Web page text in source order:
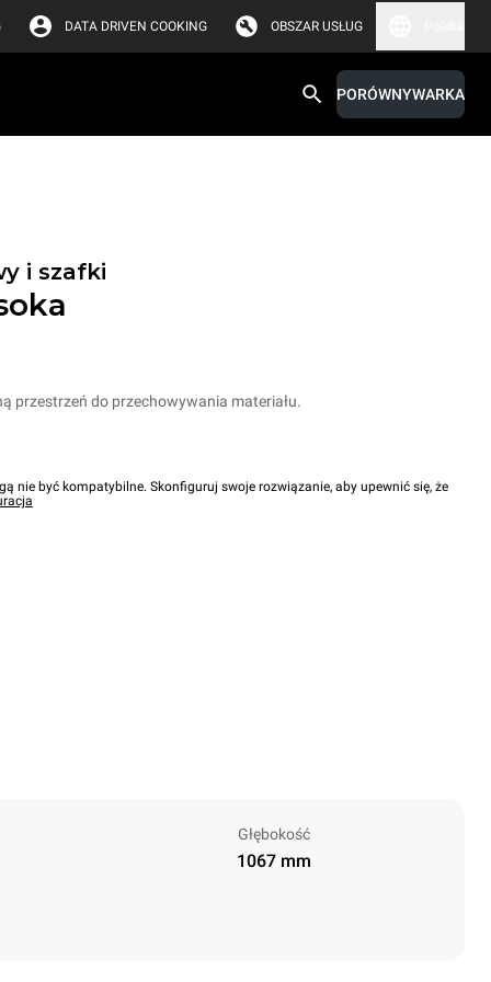
DATA DRIVEN COOKING OBSZAR USŁUG
PORÓWNYWARKA
i szafki
przestrzeń do przechowywania materiału.
nie być kompatybilne. Skonfiguruj swoje rozwiązanie, aby upewnić się, że
Głębokość
1067 mm